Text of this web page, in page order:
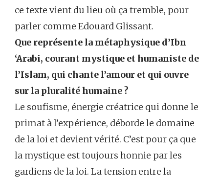
ce texte vient du lieu où ça tremble, pour
parler comme Edouard Glissant.
Que représente la métaphysique d’Ibn
‘Arabi, courant mystique et humaniste de
l’Islam, qui chante l’amour et qui ouvre
sur la pluralité humaine ?
Le soufisme, énergie créatrice qui donne le
primat à l’expérience, déborde le domaine
de la loi et devient vérité. C’est pour ça que
la mystique est toujours honnie par les
gardiens de la loi. La tension entre la